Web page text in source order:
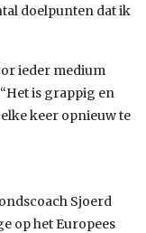
doelpunten dat ik
ieder medium
is grappig en
keer opnieuw te
Sjoerd
op het Europees